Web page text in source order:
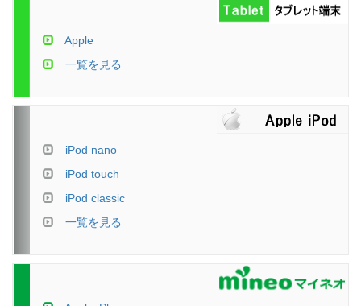
Apple
一覧を見る
iPod nano
iPod touch
iPod classic
一覧を見る